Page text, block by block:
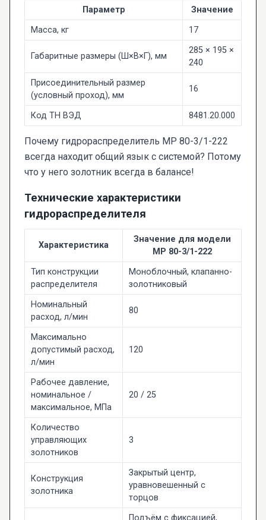
Параметр
Значение
Масса, кг
17
Габаритные размеры (Ш×В×Г), мм
285 × 195 ×
240
Присоединительный размер
(условный проход), мм
16
Код ТН ВЭД 8481.20.000
Почему гидрораспределитель МР 80-3/1-222
всегда находит общий язык с системой? Потому
что у него золотник всегда в балансе!
Технические характеристики
гидрораспределителя
Характеристика
Значение для модели
МР 80-3/1-222
Тип конструкции
распределителя
Моноблочный, клапанно-
золотниковый
Номинальный
расход, л/мин
80
Максимально
допустимый расход,
л/мин
120
Рабочее давление,
номинальное /
максимальное, МПа
20 / 25
Количество
управляющих
золотников
3
Конструкция
золотника
Закрытый центр,
уравновешенный с
торцов